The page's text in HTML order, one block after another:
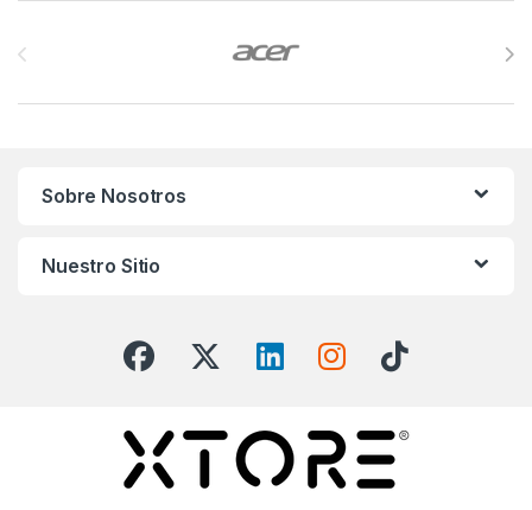
Sobre Nosotros
Nuestro Sitio